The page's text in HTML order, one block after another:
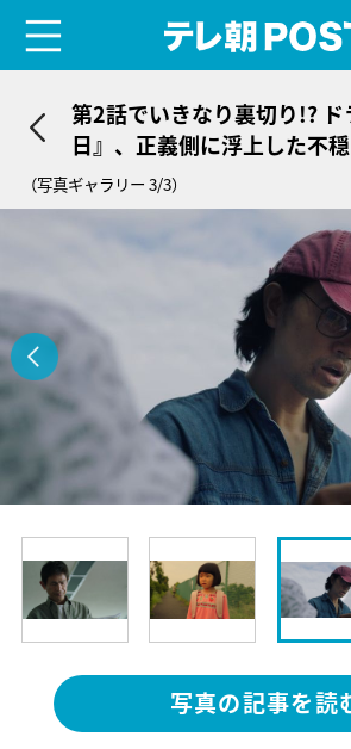
第2話でいきなり裏切り!? ド
日』、正義側に浮上した不
員怪しく見える…」
（写真ギャラリー 3/3）
写真の記事を読